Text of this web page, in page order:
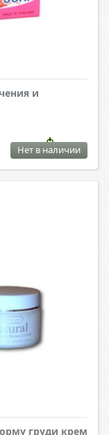
и
Нет в наличии
груди крем